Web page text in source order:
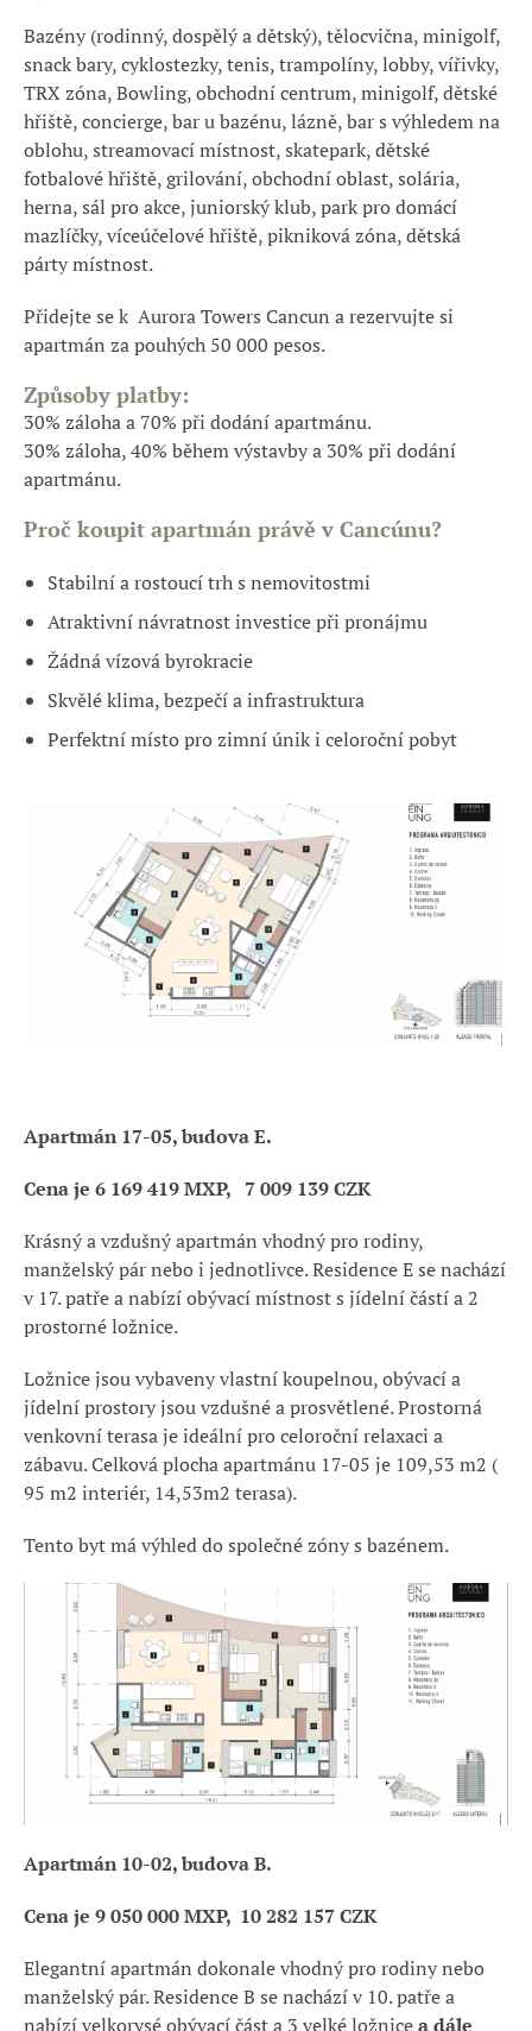
Bazény (rodinný, dospělý a dětský), tělocvična, minigolf,
snack bary, cyklostezky, tenis, trampolíny, lobby, vířivky,
TRX zóna, Bowling, obchodní centrum, minigolf, dětské
hřiště, concierge, bar u bazénu, lázně, bar s výhledem na
oblohu, streamovací místnost, skatepark, dětské
fotbalové hřiště, grilování, obchodní oblast, solária,
herna, sál pro akce, juniorský klub, park pro domácí
mazlíčky, víceúčelové hřiště, pikniková zóna, dětská
párty místnost.
Přidejte se k Aurora Towers Cancun a rezervujte si
apartmán za pouhých 50 000 pesos.
Způsoby platby:
30% záloha a 70% při dodání apartmánu.
30% záloha, 40% během výstavby a 30% při dodání
apartmánu.
Proč koupit apartmán právě v Cancúnu?
Stabilní a rostoucí trh s nemovitostmi
Atraktivní návratnost investice při pronájmu
Žádná vízová byrokracie
Skvělé klima, bezpečí a infrastruktura
Perfektní místo pro zimní únik i celoroční pobyt
Apartmán 17-05, budova E.
Cena je 6 169 419 MXP, 7 009 139 CZK
Krásný a vzdušný apartmán vhodný pro rodiny,
manželský pár nebo i jednotlivce. Residence E se nachází
v 17. patře a nabízí obývací místnost s jídelní částí a 2
prostorné ložnice.
Ložnice jsou vybaveny vlastní koupelnou, obývací a
jídelní prostory jsou vzdušné a prosvětlené. Prostorná
venkovní terasa je ideální pro celoroční relaxaci a
zábavu. Celková plocha apartmánu 17-05 je 109,53 m2 (
95 m2 interiér, 14,53m2 terasa).
Tento byt má výhled do společné zóny s bazénem.
Apartmán 10-02, budova B.
Cena je 9 050 000 MXP, 10 282 157CZK
Elegantní apartmán dokonale vhodný pro rodiny nebo
manželský pár. Residence B se nachází v 10. patře a
nabízí velkorysé obývací část a 3 velké ložnicea dále